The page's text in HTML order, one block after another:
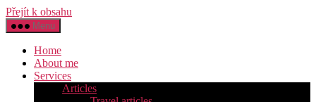
Přejít k obsahu
Menu
Home
About me
Services
Articles